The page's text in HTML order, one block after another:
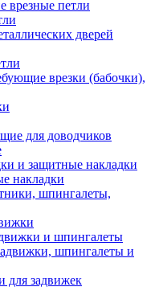
врезные петли
дверей
врезки (бабочки),
для доводчиков
и защитные накладки
накладки
шпингалеты,
и шпингалеты
шпингалеты и
для задвижек